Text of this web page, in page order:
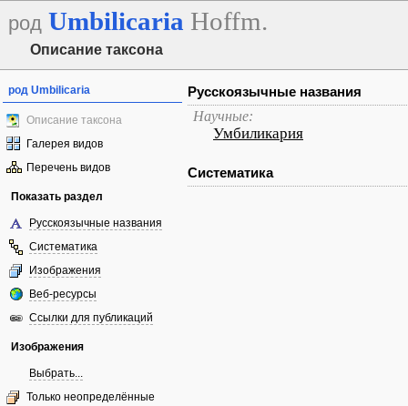
род Umbilicaria Hoffm.
Описание таксона
род Umbilicaria
Описание таксона
Галерея видов
Перечень видов
Показать раздел
Русскоязычные названия
Систематика
Изображения
Веб-ресурсы
Ссылки для публикаций
Изображения
Выбрать...
Только неопределённые
Русскоязычные названия
Научные:
Умбиликария
Систематика